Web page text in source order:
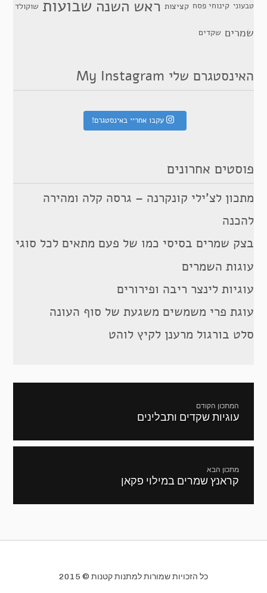
טבעוני קינוחי פסח קציצות ראש השנה שבועות שוקולד
שמרים שקדים
האינסטגרם שלי My Instagram
עקבו אחריי באינסטגרם!
פוסטים אחרונים
מתכון לצ’ילי קונקרנה – גרסה קלה ומהירה
להכנה
בצק שמרים בסיסי כמו של פעם מתאים לכל סוגי
עוגות השמרים
עוגיות לינצר ריבה ופירורים
עוגת פרי משמשים משגעת של סוף העונה
סלט בורגול מרענן לקיץ לוהט
המתכון הקודם
מתכון
עוגיות שקדים ותבלינים
מתכון הבא
המתכון
קראנץ שמרים במילוי פקאן
כל הזכויות שמורות למתנות קטנות © 2015